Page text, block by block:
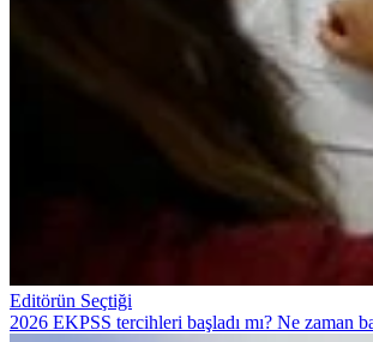
Editörün Seçtiği
2026 EKPSS tercihleri başladı mı? Ne zaman